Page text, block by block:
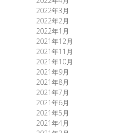
2022年3月
2022年2月
2022年1月
2021年12月
2021年11月
2021年10月
2021年9月
2021年8月
2021年7月
2021年6月
2021年5月
2021年4月